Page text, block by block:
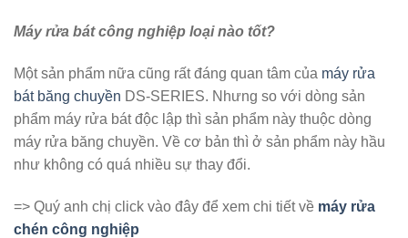
Máy rửa bát công nghiệp loại nào tốt?
Một sản phẩm nữa cũng rất đáng quan tâm của máy rửa
bát băng chuyền DS-SERIES. Nhưng so với dòng sản
phẩm máy rửa bát độc lập thì sản phẩm này thuộc dòng
máy rửa băng chuyền. Về cơ bản thì ở sản phẩm này hầu
như không có quá nhiều sự thay đổi.
=> Quý anh chị click vào đây để xem chi tiết về máy rửa
chén công nghiệp